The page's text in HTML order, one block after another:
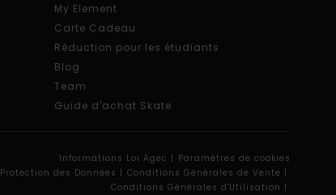
My Element
Carte Cadeau
Réduction pour les étudiants
Blog
Team
Guide d'achat Skate
Informations Loi Agec | Paramètres de cookies
Protection des Données | Conditions Générales de Vente |
Conditions Générales d'Utilisation |